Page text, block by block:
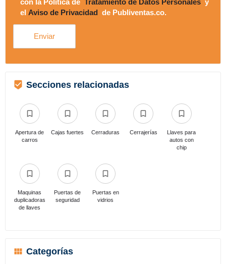
el Aviso de Privacidad de Publiventas.co.
Secciones relacionadas
Apertura de
carros
Cajas fuertes Cerraduras Cerrajerías
Llaves para
autos con
chip
Maquinas
duplicadoras
de llaves
Puertas de
seguridad
Puertas en
vidrios
Categorías